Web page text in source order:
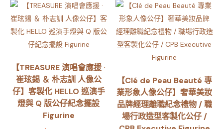
【TREASURE 演唱會應援 ·
崔玹錫 ＆ 朴志訓 人像公
仔】客製化 HELLO 巡演手
燈與 Q 版公仔紀念擺設
Figurine
【Clé de Peau Beauté 專
業形象人像公仔】奢華美妝
品牌經理離職紀念禮物 / 職
場行政造型客製化公仔 /